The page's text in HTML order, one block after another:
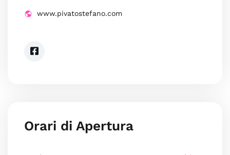
www.pivatostefano.com
Orari di Apertura